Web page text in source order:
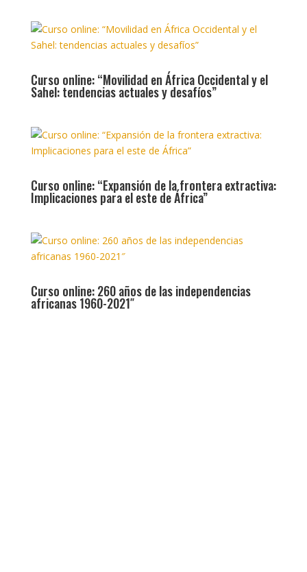
Curso online: “Movilidad en África Occidental y el
Sahel: tendencias actuales y desafíos”
Curso online: “Expansión de la frontera extractiva:
Implicaciones para el este de África”
Curso online: 260 años de las independencias
africanas 1960-2021″